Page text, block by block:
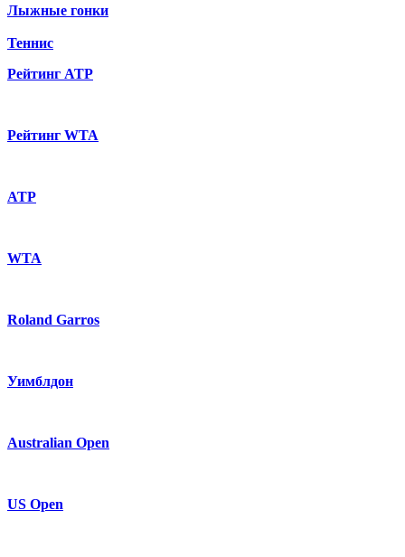
Лыжные гонки
Теннис
Рейтинг ATP
Рейтинг WTA
ATP
WTA
Roland Garros
Уимблдон
Australian Open
US Open